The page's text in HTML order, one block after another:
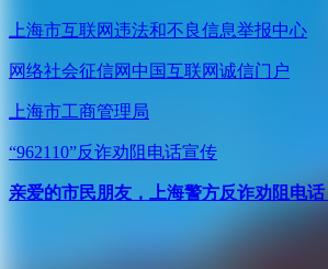
上海市互联网违法和不良信息举报中心
网络社会征信网 中国互联网诚信门户
上海市工商管理局
“962110”反诈劝阻电话宣传
亲爱的市民朋友，上海警方反诈劝阻电